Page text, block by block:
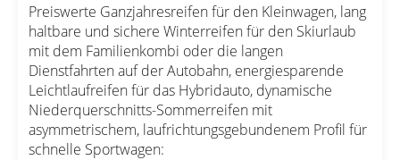
Preiswerte Ganzjahresreifen für den Kleinwagen, lang
haltbare und sichere Winterreifen für den Skiurlaub
mit dem Familienkombi oder die langen
Dienstfahrten auf der Autobahn, energiesparende
Leichtlaufreifen für das Hybridauto, dynamische
Niederquerschnitts-Sommerreifen mit
asymmetrischem, laufrichtungsgebundenem Profil für
schnelle Sportwagen: